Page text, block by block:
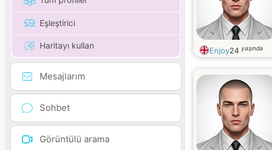
Eşleştirici
Haritayı kullan
Mesajlarım
Sohbet
Görüntülü arama
Enjoy24 yaşında